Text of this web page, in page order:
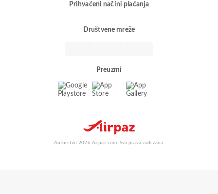
Prihvaćeni načini plaćanja
Društvene mreže
Preuzmi
Autorstvo 2026 Airpaz.com. Sva prava zadržana.